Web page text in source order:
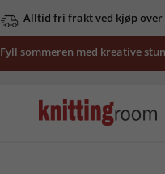
Alltid fri frakt ved kjøp over
Fyll sommeren med kreative